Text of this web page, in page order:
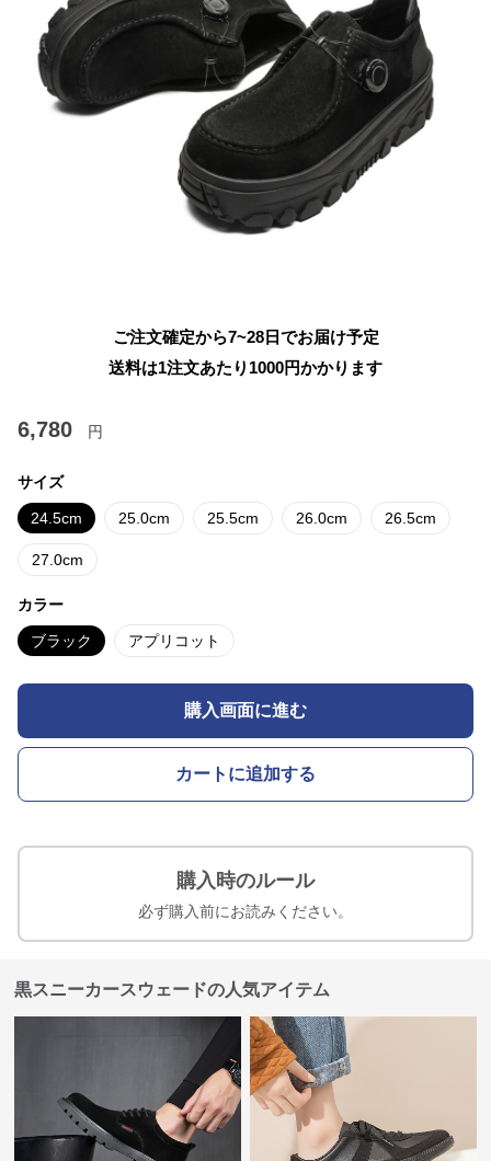
ご注文確定から7~28日でお届け予定
送料は1注文あたり 1000円かかります
6,780 円
サイズ
24.5cm 25.0cm 25.5cm 26.0cm 26.5cm
27.0cm
カラー
ブラック アプリコット
購入画面に進む
カートに追加する
購入時のルール
必ず購入前にお読みください。
黒スニーカースウェードの人気アイテム